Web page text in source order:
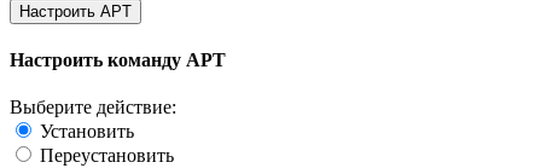
Настроить APT
Настроить команду APT
Выберите действие:
Установить
Переустановить